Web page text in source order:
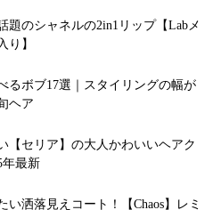
題のシャネルの2in1リップ【Labメ
り】
るボブ17選｜スタイリングの幅が
ヘア
【セリア】の大人かわいいヘアク
年最新
い洒落見えコート！【Chaos】レミ